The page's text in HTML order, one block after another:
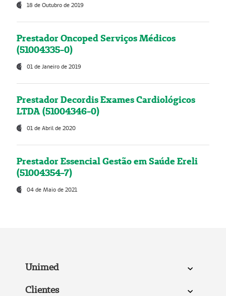
18 de Outubro de 2019
Prestador Oncoped Serviços Médicos
(51004335-0)
01 de Janeiro de 2019
Prestador Decordis Exames Cardiológicos
LTDA (51004346-0)
01 de Abril de 2020
Prestador Essencial Gestão em Saúde Ereli
(51004354-7)
04 de Maio de 2021
Unimed
Clientes